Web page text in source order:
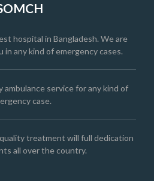
hospital in Bangladesh. We are
any kind of emergency cases.
ambulance service for any kind of
case.
treatment will full dedication
all over the country.